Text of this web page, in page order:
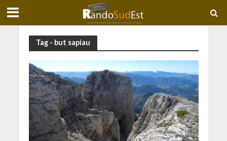
Tag - but sapiau